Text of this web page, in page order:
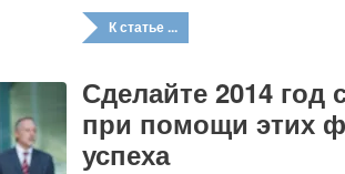
К статье ...
Сделайте 2014 год
при помощи этих
успеха